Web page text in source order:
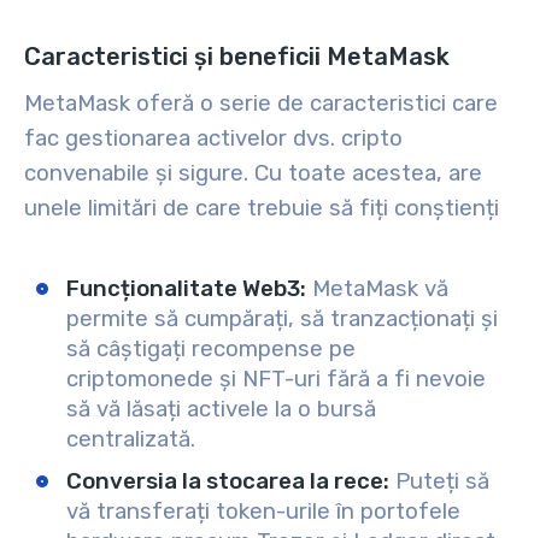
Caracteristici și beneficii MetaMask
MetaMask oferă o serie de caracteristici care
fac gestionarea activelor dvs. cripto
convenabile și sigure. Cu toate acestea, are
unele limitări de care trebuie să fiți conștienți
Funcționalitate Web3: MetaMask vă
permite să cumpărați, să tranzacționați și
să câștigați recompense pe
criptomonede și NFT-uri fără a fi nevoie
să vă lăsați activele la o bursă
centralizată.
Conversia la stocarea la rece: Puteți să
vă transferați token-urile în portofele